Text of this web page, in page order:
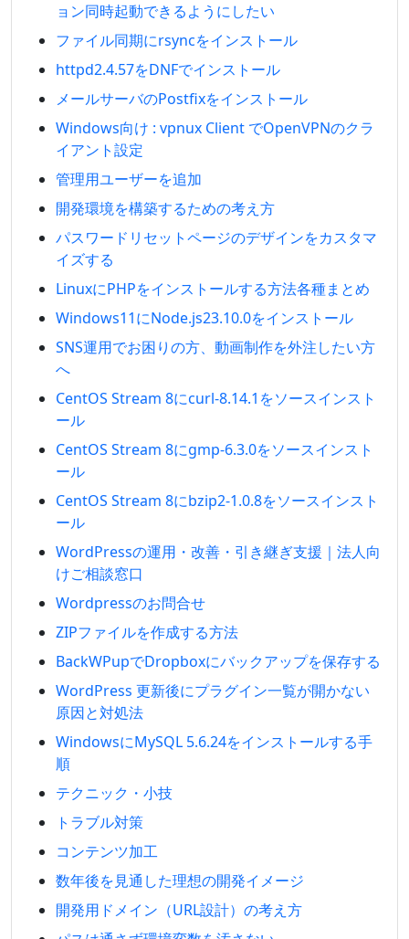
ョン同時起動できるようにしたい
ファイル同期にrsyncをインストール
httpd2.4.57をDNFでインストール
メールサーバのPostfixをインストール
Windows向け : vpnux Client でOpenVPNのクラ
イアント設定
管理用ユーザーを追加
開発環境を構築するための考え方
パスワードリセットページのデザインをカスタマ
イズする
LinuxにPHPをインストールする方法各種まとめ
Windows11にNode.js23.10.0をインストール
SNS運用でお困りの方、動画制作を外注したい方
へ
CentOS Stream 8にcurl-8.14.1をソースインスト
ール
CentOS Stream 8にgmp-6.3.0をソースインスト
ール
CentOS Stream 8にbzip2-1.0.8をソースインスト
ール
WordPressの運用・改善・引き継ぎ支援｜法人向
けご相談窓口
Wordpressのお問合せ
ZIPファイルを作成する方法
BackWPupでDropboxにバックアップを保存する
WordPress 更新後にプラグイン一覧が開かない
原因と対処法
WindowsにMySQL 5.6.24をインストールする手
順
テクニック・小技
トラブル対策
コンテンツ加工
数年後を見通した理想の開発イメージ
開発用ドメイン（URL設計）の考え方